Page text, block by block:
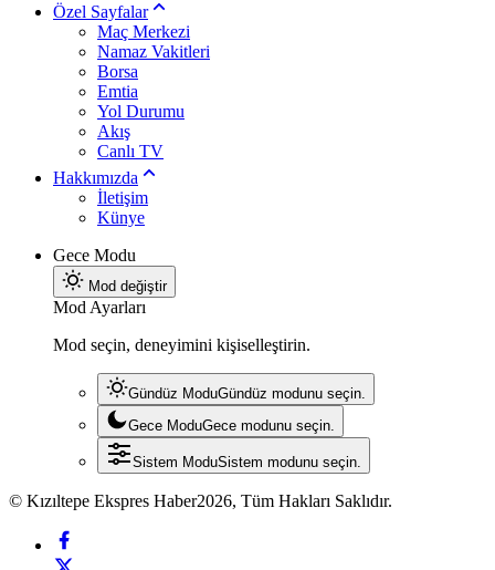
Özel Sayfalar
Maç Merkezi
Namaz Vakitleri
Borsa
Emtia
Yol Durumu
Akış
Canlı TV
Hakkımızda
İletişim
Künye
Gece Modu
Mod değiştir
Mod Ayarları
Mod seçin, deneyimini kişiselleştirin.
Gündüz ModuGündüz modunu seçin.
Gece ModuGece modunu seçin.
Sistem ModuSistem modunu seçin.
© Kızıltepe Ekspres Haber2026, Tüm Hakları Saklıdır.